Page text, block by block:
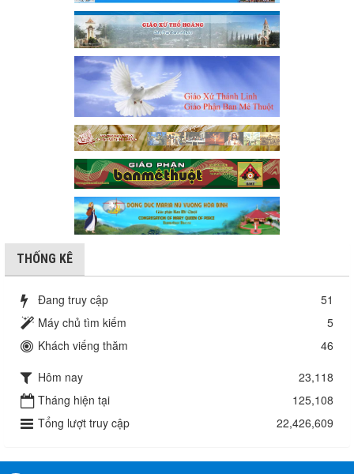
THỐNG KÊ
Đang truy cập
51
Máy chủ tìm kiếm
5
Khách viếng thăm
46
Hôm nay
23,118
Tháng hiện tại
125,108
Tổng lượt truy cập
22,426,609